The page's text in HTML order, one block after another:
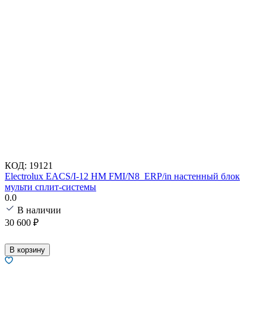
КОД: 19121
Electrolux EACS/I-12 HM FMI/N8_ERP/in настенный блок
мульти сплит-системы
0.0
В наличии
30 600 ₽
В корзину